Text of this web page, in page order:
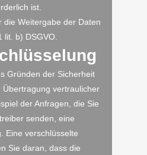
ist.
die Weitergabe der Daten
lit. b) DSGVO.
Gründen der Sicherheit
Übertragung vertraulicher
der Anfragen, die Sie
senden, eine
Eine verschlüsselte
Sie daran, dass die